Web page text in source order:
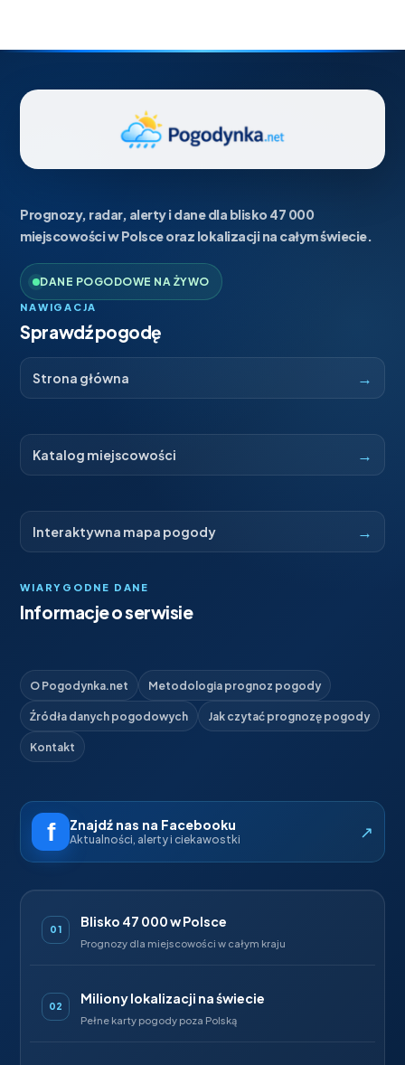
Prognozy, radar, alerty i dane dla blisko 47 000
miejscowości w Polsce oraz lokalizacji na całym świecie.
DANE POGODOWE NA ŻYWO
NAWIGACJA
Sprawdź pogodę
Strona główna →
Katalog miejscowości →
Interaktywna mapa pogody →
WIARYGODNE DANE
Informacje o serwisie
O Pogodynka.net Metodologia prognoz pogody
Źródła danych pogodowych Jak czytać prognozę pogody
Kontakt
Znajdź nas na Facebooku
Aktualności, alerty i ciekawostki ↗
01 Blisko 47 000 w Polsce
Prognozy dla miejscowości w całym kraju
02 Miliony lokalizacji na świecie
Pełne karty pogody poza Polską